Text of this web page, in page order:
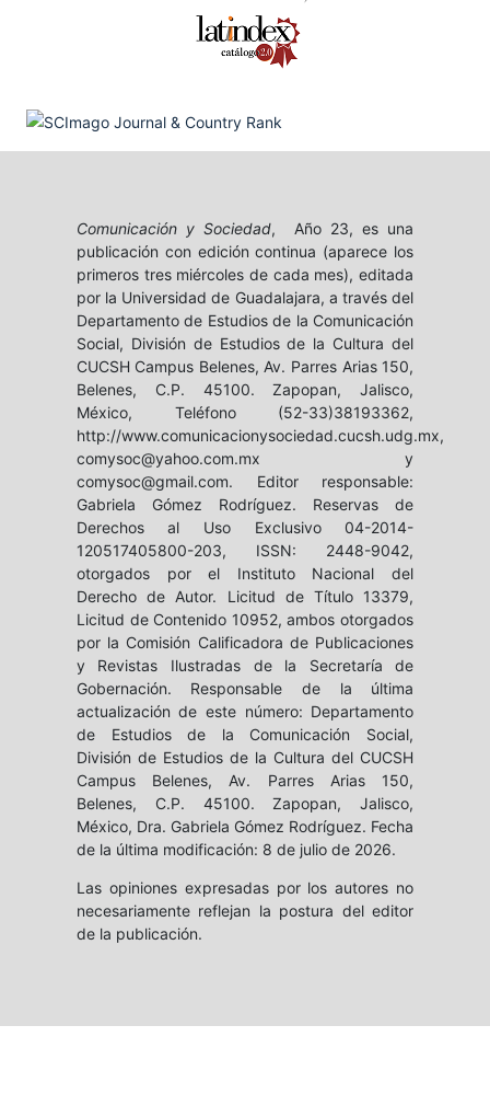
Comunicación y Sociedad, Año 23, es una
publicación con edición continua (aparece los
primeros tres miércoles de cada mes), editada
por la Universidad de Guadalajara, a través del
Departamento de Estudios de la Comunicación
Social, División de Estudios de la Cultura del
CUCSH Campus Belenes, Av. Parres Arias 150,
Belenes, C.P. 45100. Zapopan, Jalisco,
México, Teléfono (52-33)38193362,
http://www.comunicacionysociedad.cucsh.udg.mx,
comysoc@yahoo.com.mx y
comysoc@gmail.com. Editor responsable:
Gabriela Gómez Rodríguez. Reservas de
Derechos al Uso Exclusivo 04-2014-
120517405800-203, ISSN: 2448-9042,
otorgados por el Instituto Nacional del
Derecho de Autor. Licitud de Título 13379,
Licitud de Contenido 10952, ambos otorgados
por la Comisión Calificadora de Publicaciones
y Revistas Ilustradas de la Secretaría de
Gobernación. Responsable de la última
actualización de este número: Departamento
de Estudios de la Comunicación Social,
División de Estudios de la Cultura del CUCSH
Campus Belenes, Av. Parres Arias 150,
Belenes, C.P. 45100. Zapopan, Jalisco,
México, Dra. Gabriela Gómez Rodríguez. Fecha
de la última modificación: 8 de julio de 2026.
Las opiniones expresadas por los autores no
necesariamente reflejan la postura del editor
de la publicación.